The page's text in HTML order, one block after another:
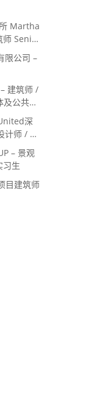
Martha
Senior
限公司 –
建筑师 /
公共关
深
计师 / 室
– 景观
习生
目建筑师